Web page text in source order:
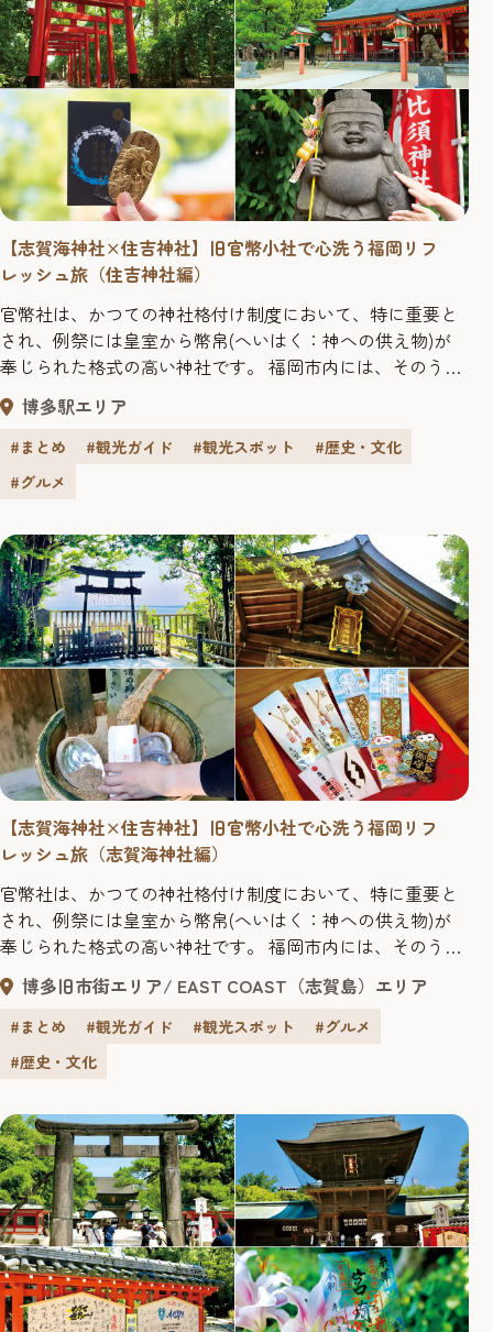
【志賀海神社×住吉神社】旧官幣小社で心洗う福岡リフ
レッシュ旅（住吉神社編）
官幣社は、かつての神社格付け制度において、特に重要と
され、例祭には皇室から幣帛(へいはく：神への供え物)が
奉じられた格式の高い神社です。 福岡市内には、そのうち
旧官幣大社2社と旧官幣小社2社があり、その歴史的価値は
高く評価されています。 今回は、旧官幣小社「志賀海神
社」と「住吉神社」の2社をめぐる旅をご紹介します。 ど
ちらもエネルギーチャージにぴったりの神社です。周辺の
博多駅エリア
#まとめ #観光ガイド #観光スポット
#歴史・文化
#グルメ
【志賀海神社×住吉神社】旧官幣小社で心洗う福岡リフ
レッシュ旅（志賀海神社編）
官幣社は、かつての神社格付け制度において、特に重要と
され、例祭には皇室から幣帛(へいはく：神への供え物)が
奉じられた格式の高い神社です。 福岡市内には、そのうち
旧官幣大社2社と旧官幣小社2社があり、その歴史的価値は
高く評価されています。 今回は、旧官幣小社「志賀海神
社」と「住吉神社」の2社をめぐる旅をご紹介します。 ど
ちらもエネルギーチャージにぴったりの神社です。周辺の
散策スポットとあわせて...
博多旧市街エリア EAST COAST（志賀島）エリア
#まとめ #観光ガイド #観光スポット
#グルメ
#歴史・文化